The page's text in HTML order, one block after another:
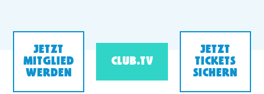
JETZT
MITGLIED
WERDEN
CLUB.TV
JETZT
TICKETS
SICHERN